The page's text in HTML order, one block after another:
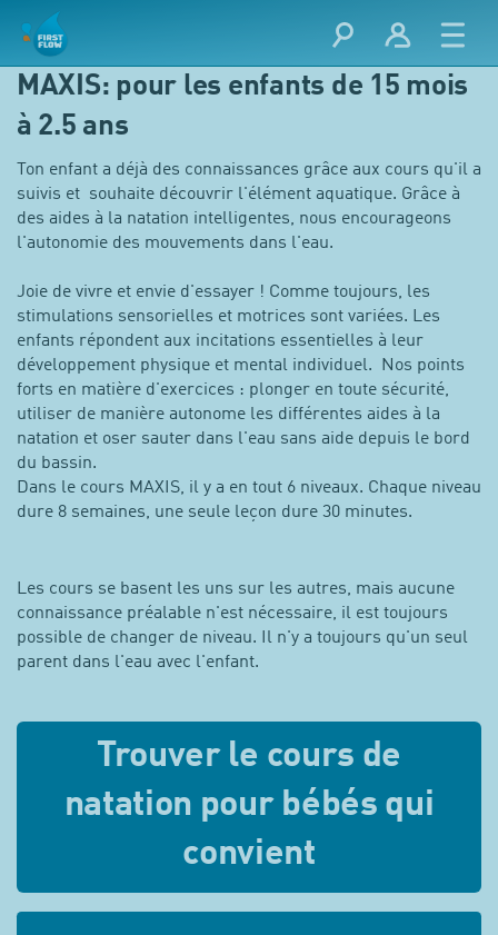
MAXIS: pour les enfants de 15 mois
à 2.5 ans
Ton enfant a déjà des connaissances grâce aux cours qu'il a
suivis et souhaite découvrir l'élément aquatique. Grâce à
des aides à la natation intelligentes, nous encourageons
l'autonomie des mouvements dans l'eau.
Joie de vivre et envie d'essayer ! Comme toujours, les
stimulations sensorielles et motrices sont variées. Les
enfants répondent aux incitations essentielles à leur
développement physique et mental individuel. Nos points
forts en matière d'exercices : plonger en toute sécurité,
utiliser de manière autonome les différentes aides à la
natation et oser sauter dans l'eau sans aide depuis le bord
du bassin.
Dans le cours MAXIS, il y a en tout 6 niveaux. Chaque niveau
dure 8 semaines, une seule leçon dure 30 minutes.
Les cours se basent les uns sur les autres, mais aucune
connaissance préalable n'est nécessaire, il est toujours
possible de changer de niveau. Il n'y a toujours qu'un seul
parent dans l'eau avec l'enfant.
Trouver le cours de
natation pour bébés qui
convient